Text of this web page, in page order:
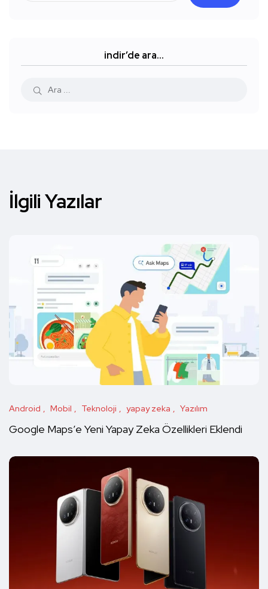
indir’de ara…
İlgili Yazılar
Android Mobil Teknoloji yapay zeka Yazılım
Google Maps’e Yeni Yapay Zeka Özellikleri Eklendi